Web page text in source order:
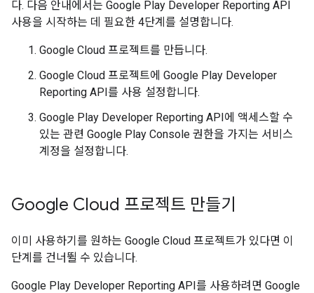
다. 다음 안내에서는 Google Play Developer Reporting API
사용을 시작하는 데 필요한 4단계를 설명합니다.
Google Cloud 프로젝트를 만듭니다.
Google Cloud 프로젝트에 Google Play Developer
Reporting API를 사용 설정합니다.
Google Play Developer Reporting API에 액세스할 수
있는 관련 Google Play Console 권한을 가지는 서비스
계정을 설정합니다.
Google Cloud 프로젝트 만들기
이미 사용하기를 원하는 Google Cloud 프로젝트가 있다면 이
단계를 건너뛸 수 있습니다.
Google Play Developer Reporting API를 사용하려면 Google